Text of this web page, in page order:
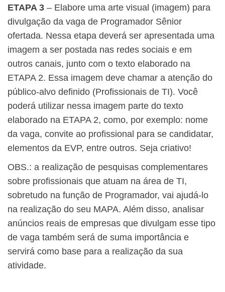
ETAPA 3 – Elabore uma arte visual (imagem) para
divulgação da vaga de Programador Sênior
ofertada. Nessa etapa deverá ser apresentada uma
imagem a ser postada nas redes sociais e em
outros canais, junto com o texto elaborado na
ETAPA 2. Essa imagem deve chamar a atenção do
público-alvo definido (Profissionais de TI). Você
poderá utilizar nessa imagem parte do texto
elaborado na ETAPA 2, como, por exemplo: nome
da vaga, convite ao profissional para se candidatar,
elementos da EVP, entre outros. Seja criativo!
OBS.: a realização de pesquisas complementares
sobre profissionais que atuam na área de TI,
sobretudo na função de Programador, vai ajudá-lo
na realização do seu MAPA. Além disso, analisar
anúncios reais de empresas que divulgam esse tipo
de vaga também será de suma importância e
servirá como base para a realização da sua
atividade.